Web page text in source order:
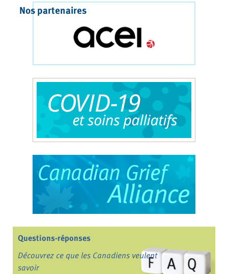
Nos partenaires
Questions-réponses
Découvrez ce que les Canadiens veulent
savoir